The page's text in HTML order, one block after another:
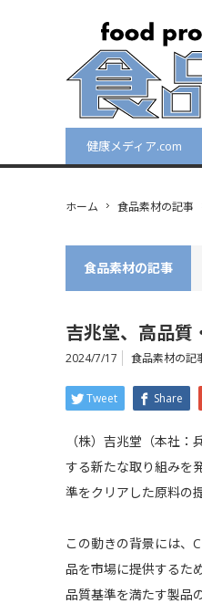
健康メディア.com
ホーム 食品素材の記事
食品素材の記事
吉兆堂、高品質
2024/7/17 食品素材の記
Tweet Share
（株）吉兆堂（本社
する新たな取り組みを
準をクリアした原料の
この動きの背景には、
品を市場に提供するた
品質基準を満たす製品